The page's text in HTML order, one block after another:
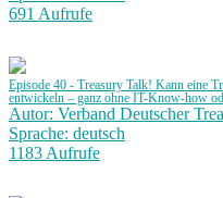
691 Aufrufe
Episode 40 - Treasury Talk! Kann eine
entwickeln – ganz ohne IT-Know-how
Autor: Verband Deutscher
Sprache: deutsch
1183 Aufrufe